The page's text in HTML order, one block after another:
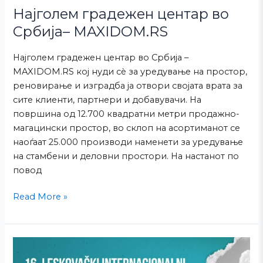
Најголем градежен центар во
Србија– MAXIDOM.RS
Најголем градежен центар во Србија –
MAXIDOM.RS кој нуди сè за уредување на простор,
реновирање и изградба ја отвори својата врата за
сите клиенти, партнери и добавувачи. На
површина од 12.700 квадратни метри продажно-
магацински простор, во склоп на асортиманот се
наоѓаат 25.000 производи наменети за уредување
на стамбени и деловни простори. На настанот по
повод
Read More »
Младост